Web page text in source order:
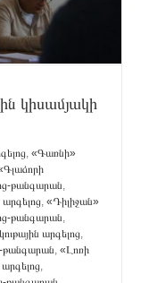
կիսամյակի
«Գառնի»
թանգարան
«Դիլիջան»
թանգարան
արգելոց
թանգարան «Լոռի